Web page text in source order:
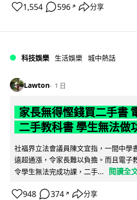
1,554 596 ↗ 分享
科技娛樂 生活娛樂 城中熱話
Lawton 1 日
家長無得慳錢買二手書
二手教科書 學生無法做
社福界立法會議員陳文宜指，一間中學
遠超通漲，令家長難以負擔。而且電子
令學生無法完成功課，二手...
閱讀全
948 374 ↗ 分享